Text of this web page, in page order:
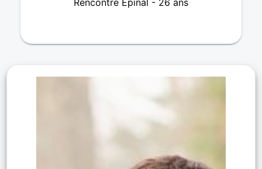
Rencontre Epinal - 26 ans